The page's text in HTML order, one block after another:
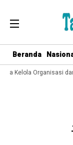
Beranda
Kelola Organisasi